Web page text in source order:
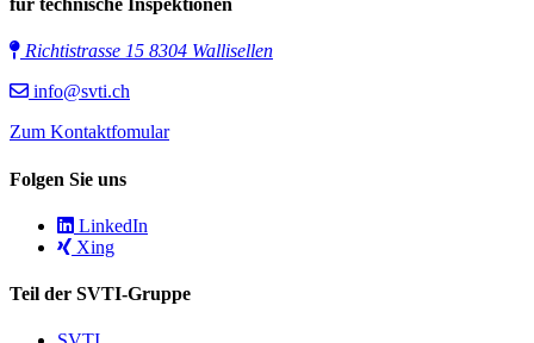
für technische Inspektionen
Richtistrasse 15 8304 Wallisellen
info@svti.ch
Zum Kontaktfomular
Folgen Sie uns
LinkedIn
Xing
Teil der SVTI-Gruppe